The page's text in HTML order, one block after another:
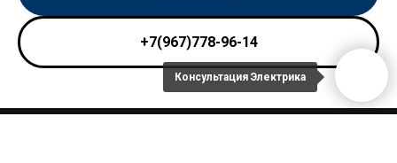
Консультация Электрика
+7(967)778-96-14